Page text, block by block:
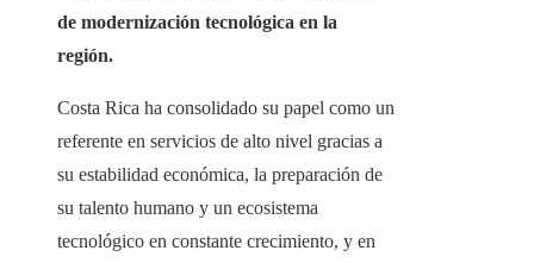
de modernización tecnológica en la
región.
Costa Rica ha consolidado su papel como un
referente en servicios de alto nivel gracias a
su estabilidad económica, la preparación de
su talento humano y un ecosistema
tecnológico en constante crecimiento, y en